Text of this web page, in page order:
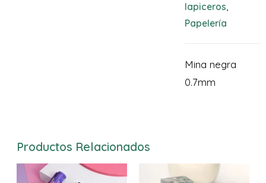
lapiceros
Papelería
Mina negra
0.7mm
Productos Relacionados